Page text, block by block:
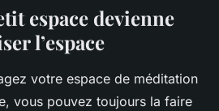
espace devienne
l’espace
votre espace de méditation
vous pouvez toujours la faire